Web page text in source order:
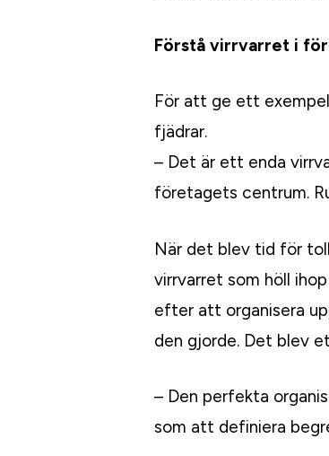
Förstå virrvarret i
För att ge ett
fjädrar.
– Det är ett enda
företagets centrum.
När det blev tid för
virrvarret som höll
efter att organisera
den gjorde. Det blev
– Den perfekta
som att definiera